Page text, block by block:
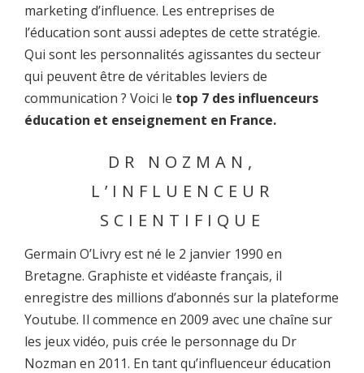
marketing d’influence. Les entreprises de
l’éducation sont aussi adeptes de cette stratégie.
Qui sont les personnalités agissantes du secteur
qui peuvent être de véritables leviers de
communication ? Voici le top 7 des influenceurs
éducation et enseignement en France.
DR NOZMAN,
L’INFLUENCEUR
SCIENTIFIQUE
Germain O’Livry est né le 2 janvier 1990 en
Bretagne. Graphiste et vidéaste français, il
enregistre des millions d’abonnés sur la plateforme
Youtube. Il commence en 2009 avec une chaîne sur
les jeux vidéo, puis crée le personnage du Dr
Nozman en 2011. En tant qu’influenceur éducation